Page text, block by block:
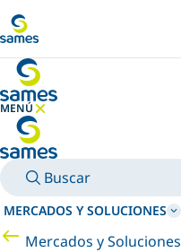
MENÚ
OCULTAR MENÚ
Buscar
MERCADOS Y SOLUCIONES
Mercados y Soluciones